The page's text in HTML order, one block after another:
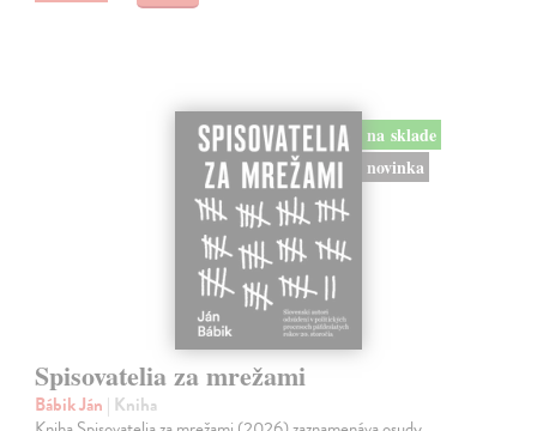
na sklade
novinka
Spisovatelia za mrežami
Bábik Ján | Kniha